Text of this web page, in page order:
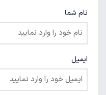
نام شما
ایمیل